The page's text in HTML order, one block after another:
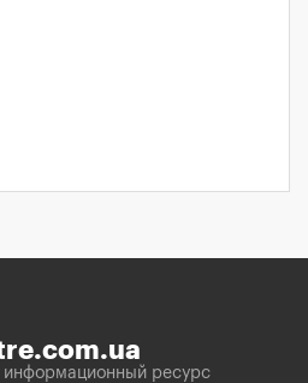
информационный ресурс